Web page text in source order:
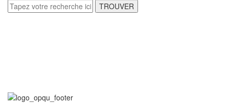
TROUVER